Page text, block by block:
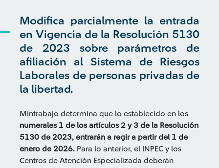
Modifica parcialmente la entrada
en Vigencia de la Resolución 5130
de 2023 sobre parámetros de
afiliación al Sistema de Riesgos
Laborales de personas privadas de
la libertad.
Mintrabajo determina que lo establecido en los
numerales 1 de los artículos 2 y 3 de la Resolución
5130 de 2023, entrarán a regir a partir del 1 de
enero de 2026. Para lo anterior, el INPEC y los
Centros de Atención Especializada deberán